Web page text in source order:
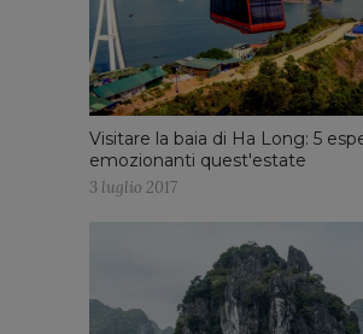
Visitare la baia di Ha Long: 5
emozionanti quest'estate
3 luglio 2017